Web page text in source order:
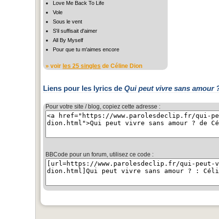
Love Me Back To Life
Vole
Sous le vent
S'il suffisait d'aimer
All By Myself
Pour que tu m'aimes encore
» voir les 25 singles de Céline Dion
Liens pour les lyrics de Qui peut vivre sans amour
Pour votre site / blog, copiez cette adresse :
BBCode pour un forum, utilisez ce code :